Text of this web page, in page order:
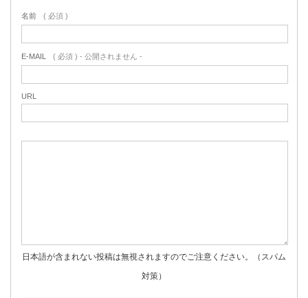
名前 ( 必須 )
E-MAIL ( 必須 ) - 公開されません -
URL
日本語が含まれない投稿は無視されますのでご注意ください。（スパム
対策）